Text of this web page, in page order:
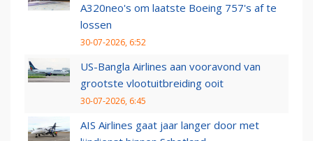
A320neo's om laatste Boeing 757's af te
lossen
30-07-2026, 6:52
US-Bangla Airlines aan vooravond van
grootste vlootuitbreiding ooit
30-07-2026, 6:45
AIS Airlines gaat jaar langer door met